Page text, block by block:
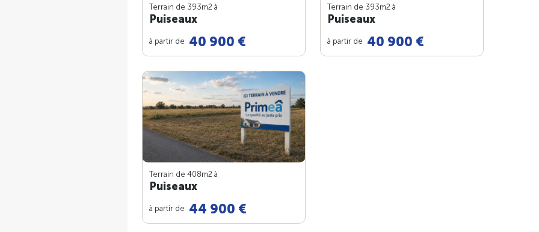
Terrain de 393m2 à
Puiseaux
à partir de 40 900 €
Terrain de 393m2 à
Puiseaux
à partir de 40 900 €
Terrain de 408m2 à
Puiseaux
à partir de 44 900 €